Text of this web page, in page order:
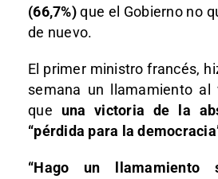
(66,7%)que el Gobierno no
de nuevo.
El primer ministro francés,
semana un llamamiento al
que una victoria de la
“pérdida para la
“Hago un llamamiento